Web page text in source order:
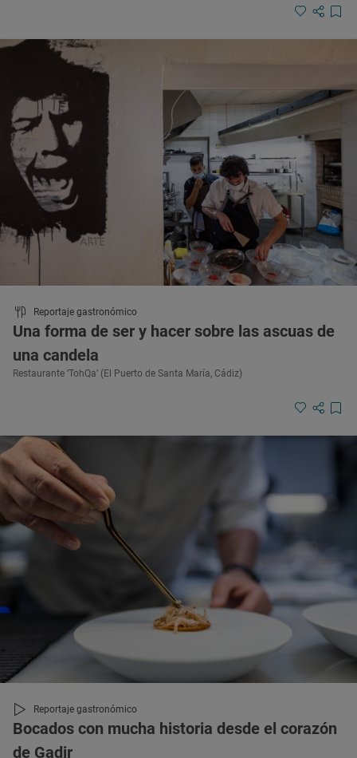
Reportaje gastronómico
Una forma de ser y hacer sobre las ascuas de
una candela
Restaurante ‘TohQa’ (El Puerto de Santa María, Cádiz)
Reportaje gastronómico
Bocados con mucha historia desde el corazón
de Gadir